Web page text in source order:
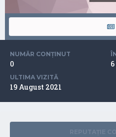
NUMĂR CONȚINUT
0
ULTIMA VIZITĂ
19 August 2021
REPUTAȚIE